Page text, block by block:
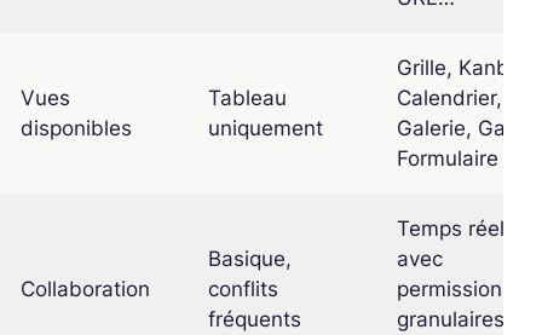
Vues
disponibles
Tableau
uniquement
Grille, Kanban,
Calendrier,
Galerie, Gantt,
Formulaire
Collaboration
Basique,
conflits
fréquents
Temps réel,
avec
permissions
granulaires par